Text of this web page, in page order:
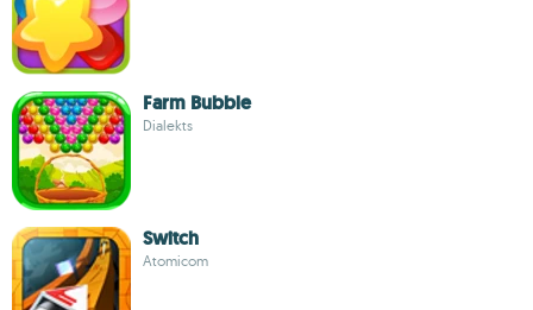
Farm Bubble
Dialekts
Switch
Atomicom